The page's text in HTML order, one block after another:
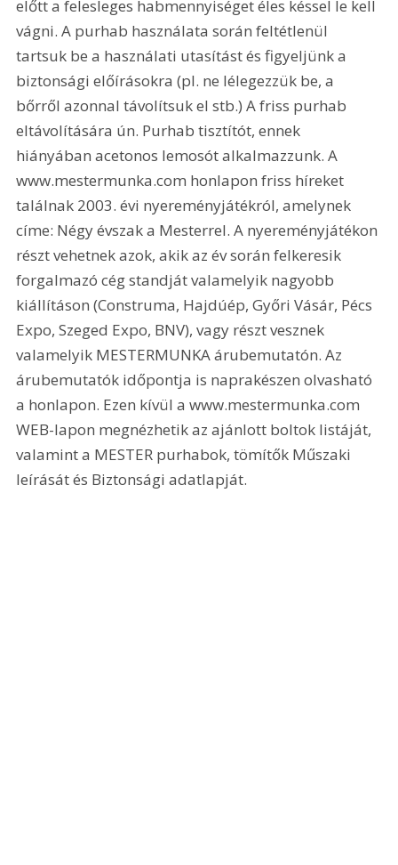
előtt a felesleges habmennyiséget éles késsel le kell
vágni. A purhab használata során feltétlenül
tartsuk be a használati utasítást és figyeljünk a
biztonsági előírásokra (pl. ne lélegezzük be, a
bőrről azonnal távolítsuk el stb.) A friss purhab
eltávolítására ún. Purhab tisztítót, ennek
hiányában acetonos lemosót alkalmazzunk. A
www.mestermunka.com honlapon friss híreket
találnak 2003. évi nyereményjátékról, amelynek
címe: Négy évszak a Mesterrel. A nyereményjátékon
részt vehetnek azok, akik az év során felkeresik
forgalmazó cég standját valamelyik nagyobb
kiállításon (Construma, Hajdúép, Győri Vásár, Pécs
Expo, Szeged Expo, BNV), vagy részt vesznek
valamelyik MESTERMUNKA árubemutatón. Az
árubemutatók időpontja is naprakészen olvasható
a honlapon. Ezen kívül a www.mestermunka.com
WEB-lapon megnézhetik az ajánlott boltok listáját,
valamint a MESTER purhabok, tömítők Műszaki
leírását és Biztonsági adatlapját.